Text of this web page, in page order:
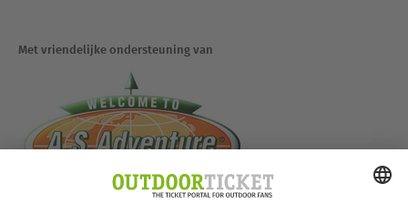
Met vriendelijke ondersteuning van